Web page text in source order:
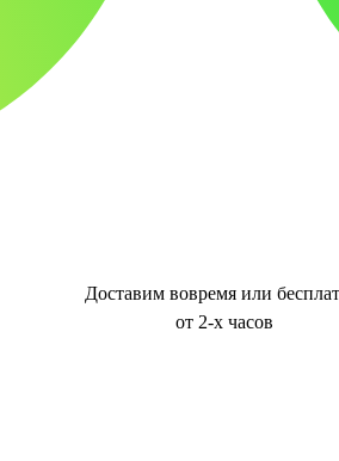
Доставим вовремя или
от 2-х часов